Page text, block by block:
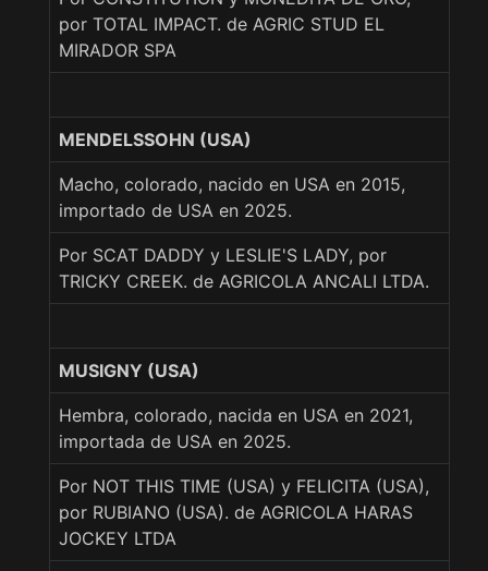
por TOTAL IMPACT. de AGRIC STUD EL
MIRADOR SPA
MENDELSSOHN (USA)
Macho, colorado, nacido en USA en 2015,
importado de USA en 2025.
Por SCAT DADDY y LESLIE'S LADY, por
TRICKY CREEK. de AGRICOLA ANCALI LTDA.
MUSIGNY (USA)
Hembra, colorado, nacida en USA en 2021,
importada de USA en 2025.
Por NOT THIS TIME (USA) y FELICITA (USA),
por RUBIANO (USA). de AGRICOLA HARAS
JOCKEY LTDA